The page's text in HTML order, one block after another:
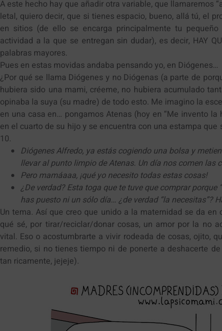
A este hecho hay que añadir otra variable, que llamaremos
letal, quiero decir, que si tienes espacio, bueno, allá tú, el
en sitios (de ello se encarga principalmente tu pequeño
actividad a la que se entregan sin dudar), es decir, HAY
palabras mayores.
Pues en estas movidas andaba pensando yo, en Diógenes…
¿Por qué se llama Diógenes y no Diógenas (a parte de
hubiera sido una mami, créeme, no hubiera acumulado
opinaba la suya (su madre) de todo esto. Me imagino la
en una casa en… pongamos Atenas (hoy en “Me invento la
en el cuarto de su hijo y se encuentra con una estampa
10.
Diógenes Alfredo, ya estás cogiendo una bolsa y
llevar al punto limpio de Atenas. Un día nos comen las
Pero mamáaaa, ¡qué yo necesito todas estas cosas!
¿De verdad? Esta toga que te tuve que comprar
has puesto ni un sólo día… ¿de verdad “la necesitas”?
Un tema. Así que creo que unido a la maternidad se da
qué sé, por tirar/reciclar/donar cosas, un amor por la no
vital. Eso o acostumbrarte a vivir rodeada de cosas, ojito,
remedio, si no tienes tiempo ni de ponerte a deshacerte
tan ricamente, jejeje).